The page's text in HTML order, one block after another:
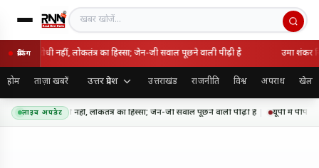
खबर खोजें
ब्रेकिंग
राष्ट्रविरोधी नहीं, लोकतंत्र का हिस्सा; जेन-जी सवाल पूछने वाली पीढ़ी है उमा शंकर
होम ताज़ा खबरें उत्तर प्रदेश उत्तराखंड राजनीति विश्व अपराध खेल
लाइव अपडेट
आंदोलन राष्ट्रविरोधी नहीं, लोकतंत्र का हिस्सा; जेन-जी सवाल पूछने वाली पीढ़ी है यूपी में